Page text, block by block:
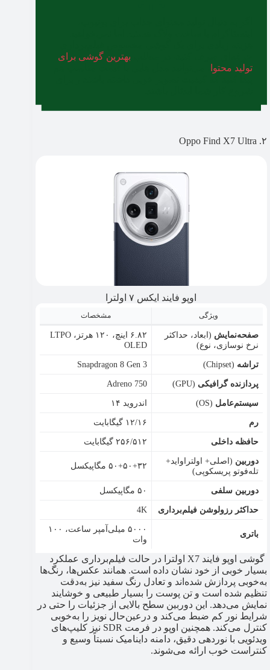
بهترین گوشی برای
تولید محتوا
۲. Oppo Find X7 Ultra
اوپو فایند ایکس ۷ اولترا
ویژگی مشخصات
صفحه‌نمایش (ابعاد، حداکثر
نرخ نوسازی، نوع)
۶.۸۲ اینچ، ۱۲۰ هرتز، LTPO
OLED
تراشه (Chipset)
Snapdragon 8 Gen 3
پردازنده گرافیکی (GPU)
Adreno 750
سیستم‌عامل (OS)
اندروید ۱۴
رم
۱۲/۱۶ گیگابایت
حافظه داخلی
۲۵۶/۵۱۲ گیگابایت
دوربین (اصلی+ اولتراواید+
تله‌فوتو پریسکوپی)
۵۰+۵۰+۳۲ مگاپیکسل
دوربین سلفی
۵۰ مگاپیکسل
حداکثر رزولوشن فیلم‌برداری
4K
باتری
۵۰۰۰ میلی‌آمپر ساعت، ۱۰۰
وات
گوشی اوپو فایند X7 اولترا در حالت فیلم‌برداری عملکرد
بسیار خوبی از خود نشان داده است. همانند عکس‌ها، رنگ‌ها
به‌خوبی پردازش شده‌اند و تعادل رنگ سفید نیز به‌دقت
تنظیم شده است و تن پوست را بسیار طبیعی و خوشایند
نمایش می‌دهد. این دوربین سطح بالایی از جزئیات را حتی در
شرایط نور کم ضبط می‌کند و درعین‌حال نویز را به‌خوبی
کنترل می‌کند. همچنین اوپو در فرمت SDR نیز کلیپ‌های
ویدئویی با نوردهی دقیق، دامنه داینامیک نسبتاً وسیع و
کنتراست خوب ارائه می‌شوند.